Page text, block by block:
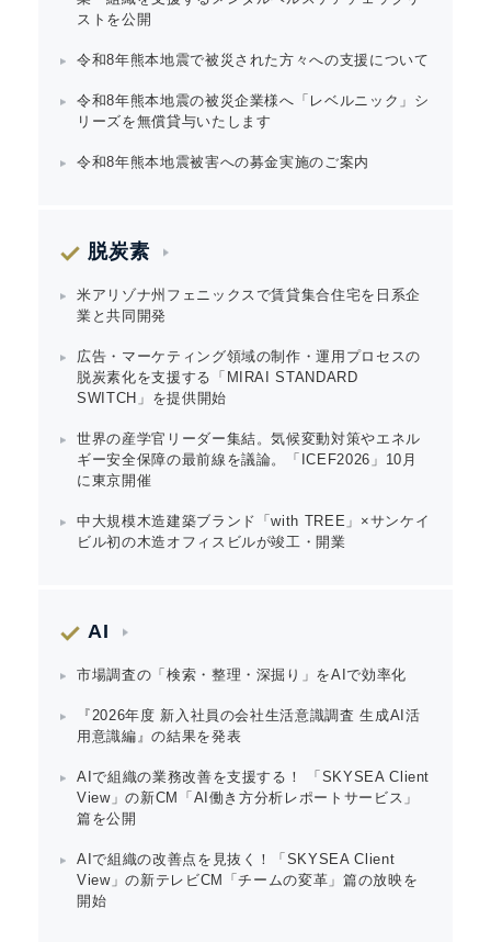
ストを公開
令和8年熊本地震で被災された方々への支援について
令和8年熊本地震の被災企業様へ「レベルニック」シ
リーズを無償貸与いたします
令和8年熊本地震被害への募金実施のご案内
脱炭素
米アリゾナ州フェニックスで賃貸集合住宅を日系企
業と共同開発
広告・マーケティング領域の制作・運用プロセスの
脱炭素化を支援する「MIRAI STANDARD
SWITCH」を提供開始
世界の産学官リーダー集結。気候変動対策やエネル
ギー安全保障の最前線を議論。「ICEF2026」10月
に東京開催
中大規模木造建築ブランド「with TREE」×サンケイ
ビル初の木造オフィスビルが竣工・開業
AI
市場調査の「検索・整理・深掘り」をAIで効率化
『2026年度 新入社員の会社生活意識調査 生成AI活
用意識編』の結果を発表
AIで組織の業務改善を支援する！ 「SKYSEA Client
View」の新CM「AI働き方分析レポートサービス」
篇を公開
AIで組織の改善点を見抜く！「SKYSEA Client
View」の新テレビCM「チームの変革」篇の放映を
開始